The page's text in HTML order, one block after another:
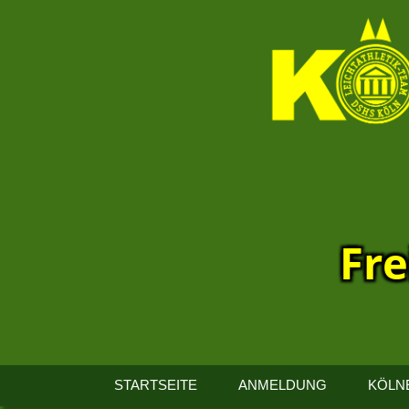
Kölner
STARTSEITE ANMELDUNG